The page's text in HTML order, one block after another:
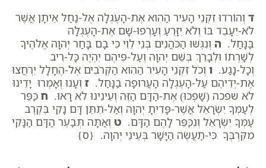
ד וְהוֹרִדוּ זִקְנֵי הָעִיר הַהִוא אֶת-הָעֶגְלָה אֶל-נַחַל אֵיתָן אֲשֶׁר
לֹא-יֵעָבֵד בּוֹ וְלֹא יִזָּרֵעַ וְעָרְפוּ-שָׁם אֶת-הָעֶגְלָה
בַּנָּחַל. ה וְנִגְּשׁוּ הַכֹּהֲנִים בְּנֵי לֵוִי כִּי בָם בָּחַר יְהוָה אֱלֹהֶיךָ
לְשָׁרְתוֹ וּלְבָרֵךְ בְּשֵׁם יְהוָה וְעַל-פִּיהֶם יִהְיֶה כָּל-רִיב
וְכָל-נָגַע. ו וְכֹל זִקְנֵי הָעִיר הַהִוא הַקְּרֹבִים אֶל-הֶחָלָל יִרְחֲצוּ
אֶת-יְדֵיהֶם עַל-הָעֶגְלָה הָעֲרוּפָה בַנָּחַל. ז וְעָנוּ וְאָמְרוּ יָדֵינוּ
לֹא שפכה (שָׁפְכוּ) אֶת-הַדָּם הַזֶּה וְעֵינֵינוּ לֹא רָאוּ. ח כַּפֵּר
לְעַמְּךָ יִשְׂרָאֵל אֲשֶׁר-פָּדִיתָ יְהוָה וְאַל-תִּתֵּן דָּם נָקִי בְּקֶרֶב
עַמְּךָ יִשְׂרָאֵל וְנִכַּפֵּר לָהֶם הַדָּם. ט וְאַתָּה תְּבַעֵר הַדָּם הַנָּקִי
מִקִּרְבֶּךָ כִּי-תַעֲשֶׂה הַיָּשָׁר בְּעֵינֵי יְהוָה. {ס}